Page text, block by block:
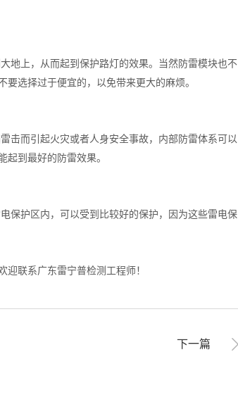
地上，从而起到保护路灯的效果。当然防雷模块也不
选择过于便宜的，以免带来更大的麻烦。
击而引起火灾或者人身安全事故，内部防雷体系可以
到最好的防雷效果。
保护区内，可以受到比较好的保护，因为这些雷电保
迎联系广东雷宁普检测工程师！
下一篇